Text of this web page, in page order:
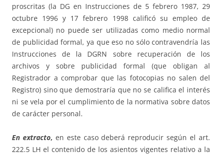
proscritas (la DG en Instrucciones de 5 febrero 1987, 29
octubre 1996 y 17 febrero 1998 calificó su empleo de
excepcional) no puede ser utilizadas como medio normal
de publicidad formal, ya que eso no sólo contravendría las
Instrucciones de la DGRN sobre recuperación de los
archivos y sobre publicidad formal (que obligan al
Registrador a comprobar que las fotocopias no salen del
Registro) sino que demostraría que no se califica el interés
ni se vela por el cumplimiento de la normativa sobre datos
de carácter personal.
En extracto, en este caso deberá reproducir según el art.
222.5 LH el contenido de los asientos vigentes relativo a la